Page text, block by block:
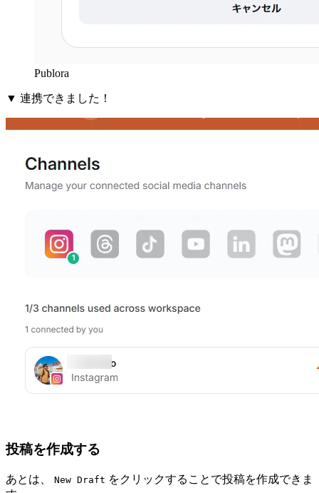
Publora
▼ 連携できました！
投稿を作成する
あとは、 New Draft をクリックすることで投稿を作成できま